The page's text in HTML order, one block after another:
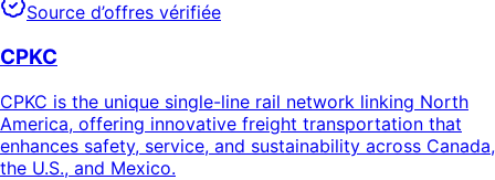
Source d’offres vérifiée
CPKC
CPKC is the unique single-line rail network linking North
America, offering innovative freight transportation that
enhances safety, service, and sustainability across Canada,
the U.S., and Mexico.